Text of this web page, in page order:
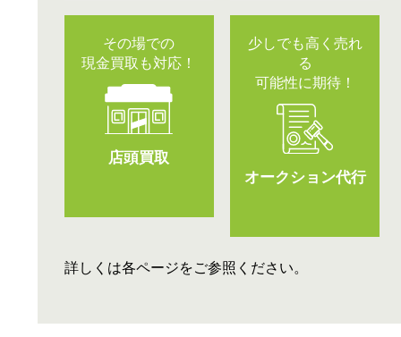
その場での
現金買取も対応！
店頭買取
少しでも高く売れ
る
可能性に期待！
オークション代行
詳しくは各ページをご参照ください。